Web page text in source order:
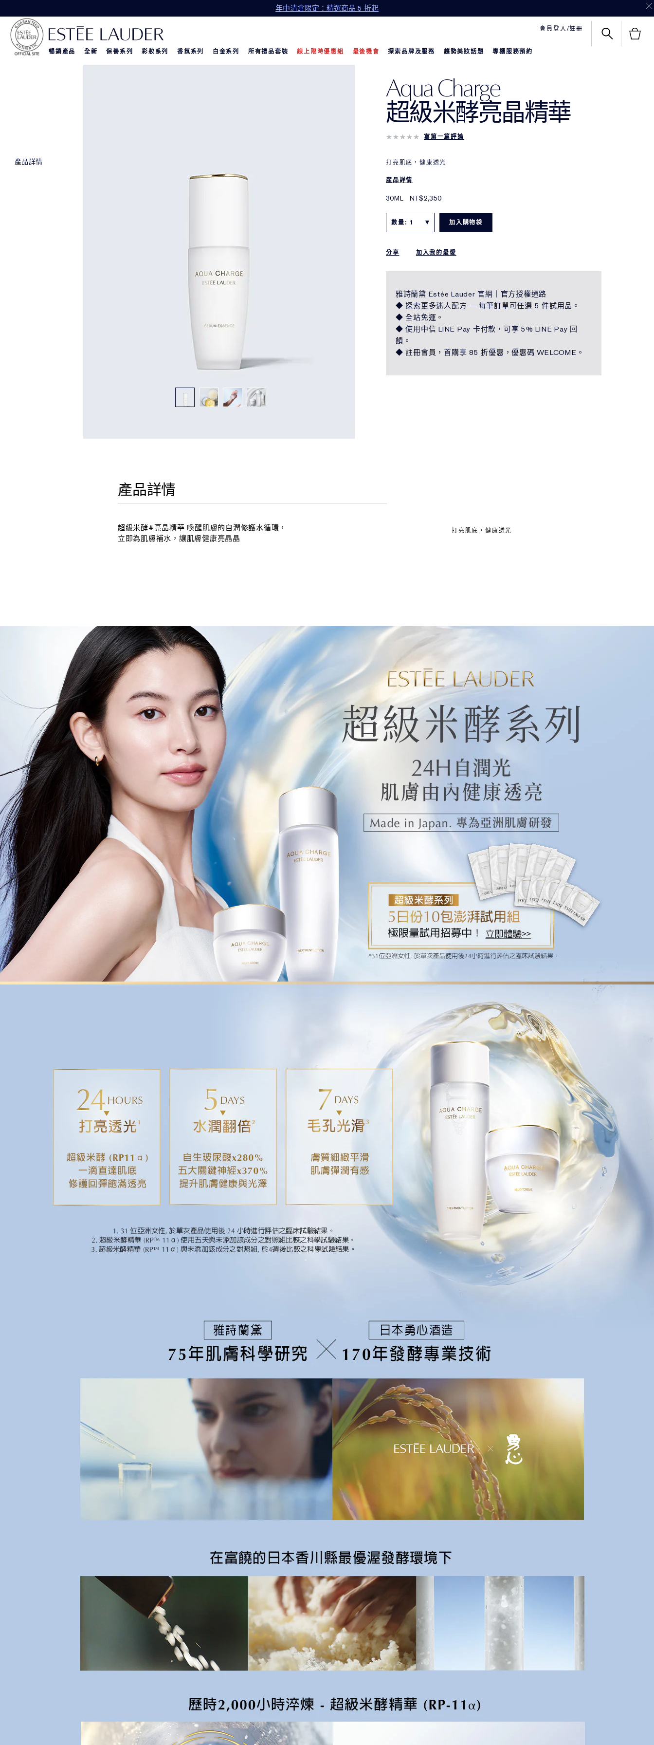
年中清倉限定：精選商品 5 折起
會員登入/註冊
暢銷產品 全新 保養系列 彩妝系列 香氛系列 白金系列 所有禮品套裝 線上限時優惠組 最後機會 探索品牌及服務 趨勢美妝話題 專櫃服務預約
產品詳情
Aqua Charge
超級米酵亮晶精華
寫第一篇評論
打亮肌底，健康透光​
產品詳情
30ML NT$2,350
數量: 1 加入購物袋
分享 加入我的最愛
雅詩蘭黛 Estée Lauder 官網｜官方授權通路
◆ 探索更多迷人配方 — 每筆訂單可任選 5 件試用品。
◆ 全站免運。
◆ 使用中信 LINE Pay 卡付款，可享 5% LINE Pay 回
饋。
◆ 註冊會員，首購享 85 折優惠，優惠碼 WELCOME。
產品詳情
超級米酵#亮晶精華 喚醒肌膚的自潤修護水循環，
立即為肌膚補水，讓肌膚健康亮晶晶
打亮肌底，健康透光​